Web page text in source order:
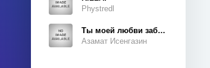
Phystredl
Ты моей любви забытая тайна
Азамат Исенгазин